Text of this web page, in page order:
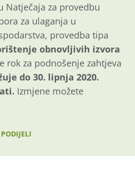
Natječaja za provedbu
za ulaganja u
provedba tipa
obnovljivih izvora
rok za podnošenje zahtjeva
do 30. lipnja 2020.
Izmjene možete
PODIJELI